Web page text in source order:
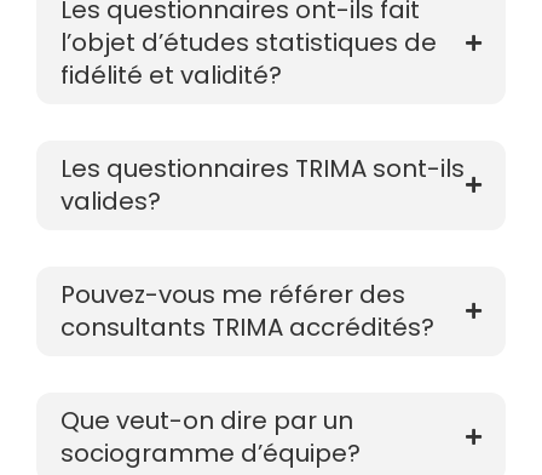
Les questionnaires ont-ils fait
l’objet d’études statistiques de
fidélité et validité?
Les questionnaires TRIMA sont-ils
valides?
Pouvez-vous me référer des
consultants TRIMA accrédités?
Que veut-on dire par un
sociogramme d’équipe?